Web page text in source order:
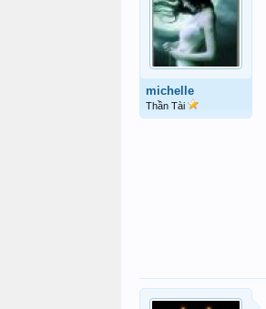
michelle
Thần Tài